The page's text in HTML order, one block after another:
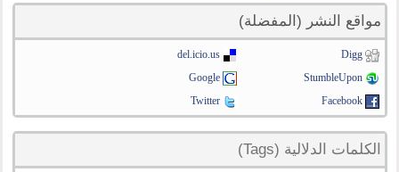
مواقع النشر (المفضلة)
Digg
del.icio.us
StumbleUpon
Google
Facebook
Twitter
الكلمات الدلالية (Tags)